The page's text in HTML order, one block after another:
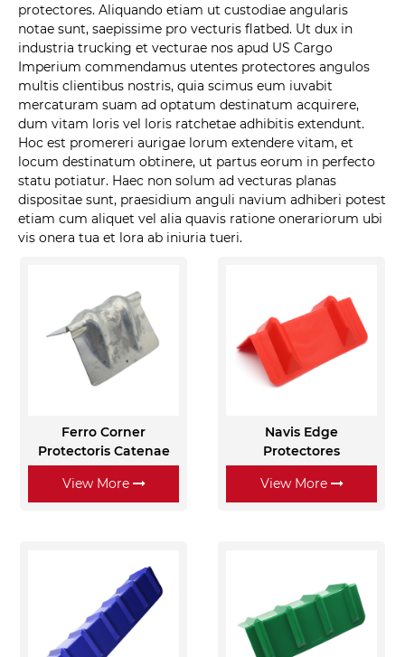
protectores. Aliquando etiam ut custodiae angularis
notae sunt, saepissime pro vecturis flatbed. Ut dux in
industria trucking et vecturae nos apud US Cargo
Imperium commendamus utentes protectores angulos
multis clientibus nostris, quia scimus eum iuvabit
mercaturam suam ad optatum destinatum acquirere,
dum vitam loris vel loris ratchetae adhibitis extendunt.
Hoc est promereri aurigae lorum extendere vitam, et
locum destinatum obtinere, ut partus eorum in perfecto
statu potiatur. Haec non solum ad vecturas planas
dispositae sunt, praesidium anguli navium adhiberi potest
etiam cum aliquet vel alia quavis ratione onerariorum ubi
vis onera tua et lora ab iniuria tueri.
Ferro Corner
Protectoris Catenae
View More
Navis Edge
Protectores
View More